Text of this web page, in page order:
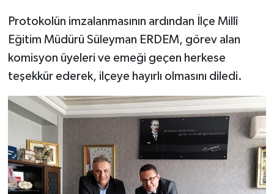
Protokolün imzalanmasının ardından İlçe Millî
Eğitim Müdürü Süleyman ERDEM, görev alan
komisyon üyeleri ve emeği geçen herkese
teşekkür ederek, ilçeye hayırlı olmasını diledi.